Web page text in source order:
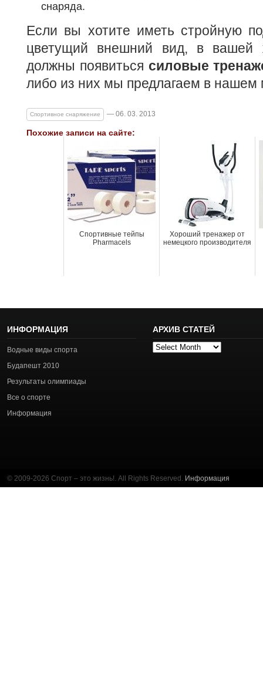
снаряда.
Если вы хотите иметь стройную
цветущий внешний вид, в вашей
должны появиться силовые
либо из них мы предлагаем в нашем
Спортивное снаряжение — 06. 03. 2013
Похожие записи на сайте:
Спортивные тейпы
Pharmacels
Хороший тренажер от
немецкого производителя
ИНФОРМАЦИЯ
Водные виды спорта
Будапешт 2010
Результаты олимпиады
Все о спорте
Информация
АРХИВ СТАТЕЙ
Архив
© 2009-2026 Спорт – это жизнь!. All Rights Reserved. Информация